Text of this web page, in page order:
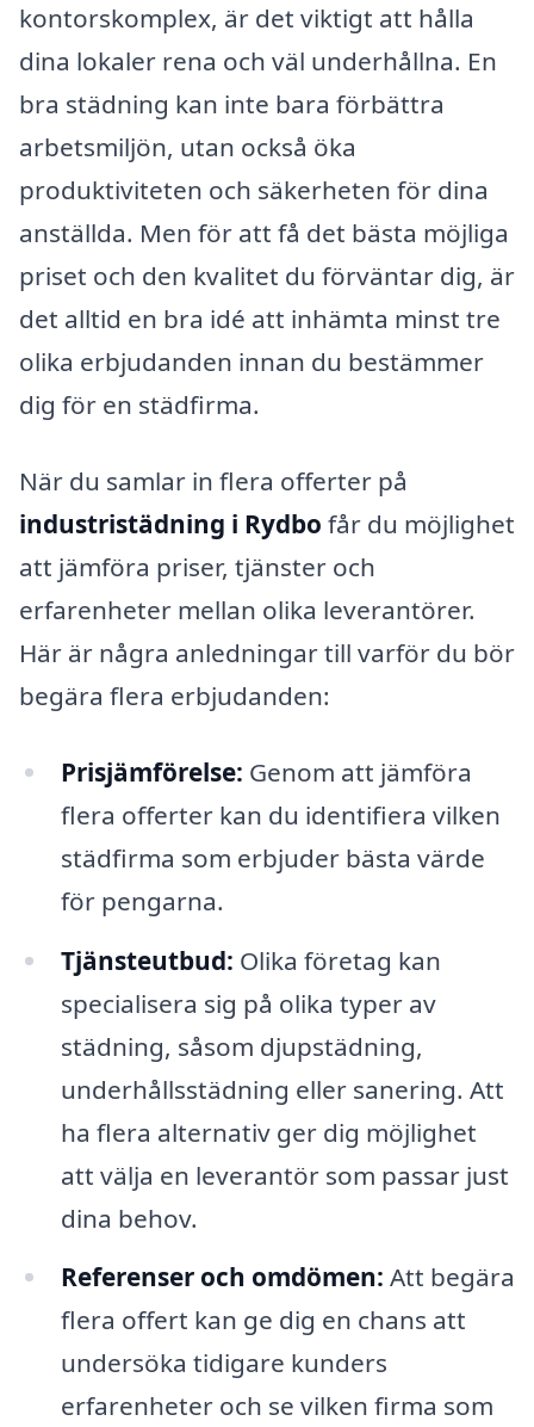
kontorskomplex, är det viktigt att hålla
dina lokaler rena och väl underhållna. En
bra städning kan inte bara förbättra
arbetsmiljön, utan också öka
produktiviteten och säkerheten för dina
anställda. Men för att få det bästa möjliga
priset och den kvalitet du förväntar dig, är
det alltid en bra idé att inhämta minst tre
olika erbjudanden innan du bestämmer
dig för en städfirma.
När du samlar in flera offerter på
industristädning i Rydbo får du möjlighet
att jämföra priser, tjänster och
erfarenheter mellan olika leverantörer.
Här är några anledningar till varför du bör
begära flera erbjudanden:
Prisjämförelse: Genom att jämföra
flera offerter kan du identifiera vilken
städfirma som erbjuder bästa värde
för pengarna.
Tjänsteutbud: Olika företag kan
specialisera sig på olika typer av
städning, såsom djupstädning,
underhållsstädning eller sanering. Att
ha flera alternativ ger dig möjlighet
att välja en leverantör som passar just
dina behov.
Referenser och omdömen: Att begära
flera offert kan ge dig en chans att
undersöka tidigare kunders
erfarenheter och se vilken firma som